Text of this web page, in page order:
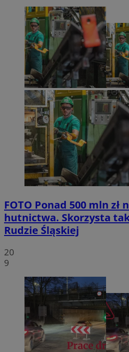
FOTO Ponad 500 mln zł
hutnictwa. Skorzysta
Rudzie Śląskiej
20
9